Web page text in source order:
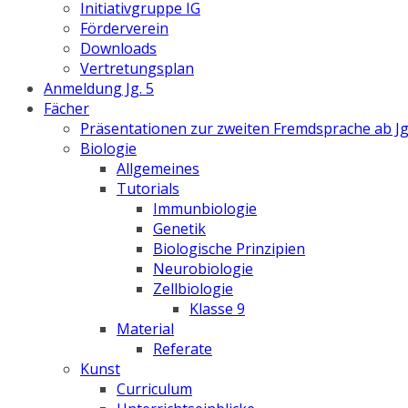
Initiativgruppe IG
Förderverein
Downloads
Vertretungsplan
Anmeldung Jg. 5
Fächer
Präsentationen zur zweiten Fremdsprache ab
Biologie
Allgemeines
Tutorials
Immunbiologie
Genetik
Biologische Prinzipien
Neurobiologie
Zellbiologie
Klasse 9
Material
Referate
Kunst
Curriculum